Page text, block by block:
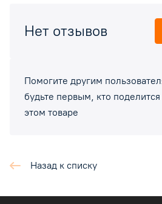
Помогите другим
будьте первым, кто
этом товаре
Нет отзывов
Назад к списку